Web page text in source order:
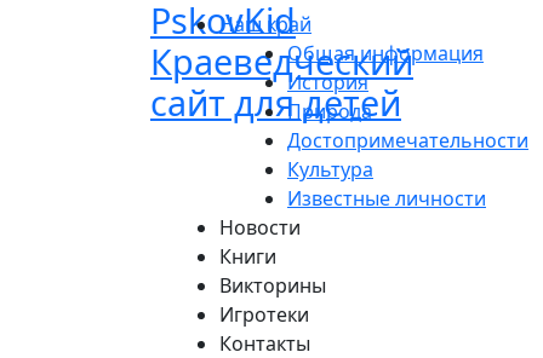
PskovKid
Краеведческий
сайт для детей
Наш край
Общая информация
История
Природа
Достопримечательности
Культура
Известные личности
Новости
Книги
Викторины
Игротеки
Контакты